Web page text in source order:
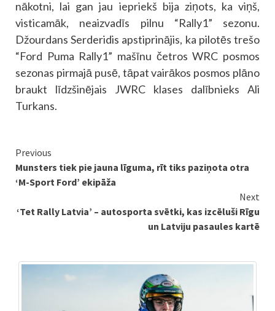
nākotni, lai gan jau iepriekš bija ziņots, ka viņš,
visticamāk, neaizvadīs pilnu “Rally1” sezonu.
Džourdans Serderidis apstiprinājis, ka pilotēs trešo
“Ford Puma Rally1” mašīnu četros WRC posmos
sezonas pirmajā pusē, tāpat vairākos posmos plāno
braukt līdzšinējais JWRC klases dalībnieks Ali
Turkans.
Continue
Reading
Previous
Munsters tiek pie jauna līguma, rīt tiks paziņota otra
‘M-Sport Ford’ ekipāža
Next
‘Tet Rally Latvia’ – autosporta svētki, kas izcēluši Rīgu
un Latviju pasaules kartē